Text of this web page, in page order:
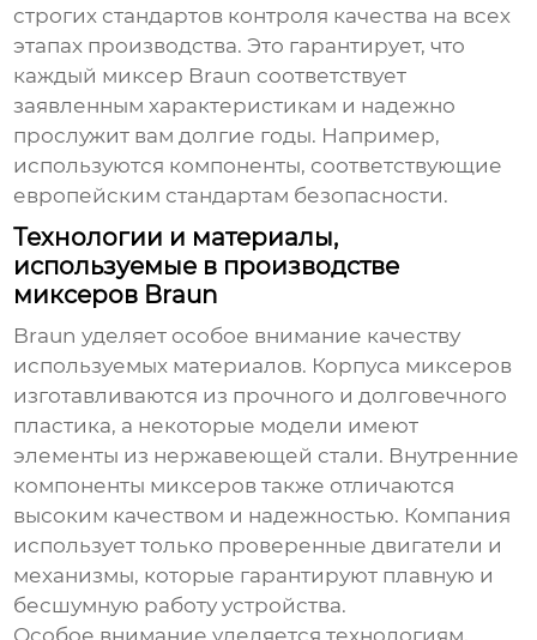
строгих стандартов контроля качества на всех
этапах производства. Это гарантирует, что
каждый миксер Braun соответствует
заявленным характеристикам и надежно
прослужит вам долгие годы. Например,
используются компоненты, соответствующие
европейским стандартам безопасности.
Технологии и материалы,
используемые в производстве
миксеров Braun
Braun уделяет особое внимание качеству
используемых материалов. Корпуса миксеров
изготавливаются из прочного и долговечного
пластика, а некоторые модели имеют
элементы из нержавеющей стали. Внутренние
компоненты миксеров также отличаются
высоким качеством и надежностью. Компания
использует только проверенные двигатели и
механизмы, которые гарантируют плавную и
бесшумную работу устройства.